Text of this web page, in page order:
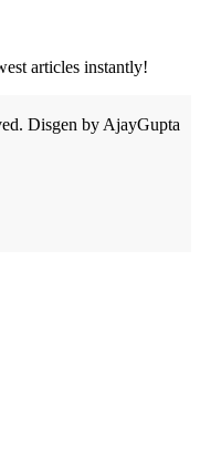
articles instantly!
Disgen by AjayGupta